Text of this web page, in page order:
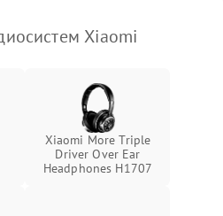
Xiaomi
Xiaomi More Triple
Driver Over Ear
Headphones H1707